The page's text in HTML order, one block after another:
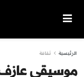
الرئيسية ثقافة
موسيقى